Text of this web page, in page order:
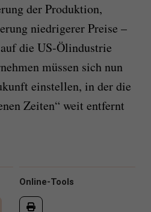
der Produktion,
niedrigerer Preise –
die US-Ölindustrie
müssen sich nun
einstellen, in der die
Zeiten“ weit entfernt
Online-Tools